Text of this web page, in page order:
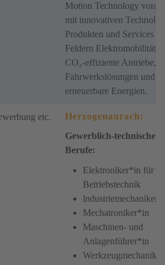
Motion Technology voran
mit innovativen
Produkten und Services in
Feldern Elektromobilität,
CO₂-effiziente Antriebe,
Fahrwerkslösungen und
erneuerbare Energien.
etc.
Herzogenaurach:
Gewerblich-technische
Berufe:
Elektroniker*in für
Betriebstechnik
Mechatroniker*in
Maschinen- und
Anlagenführer*in